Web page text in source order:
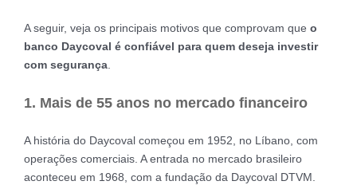
A seguir, veja os principais motivos que comprovam que o
banco Daycoval é confiável para quem deseja investir
com segurança.
1. Mais de 55 anos no mercado financeiro
A história do Daycoval começou em 1952, no Líbano, com
operações comerciais. A entrada no mercado brasileiro
aconteceu em 1968, com a fundação da Daycoval DTVM.